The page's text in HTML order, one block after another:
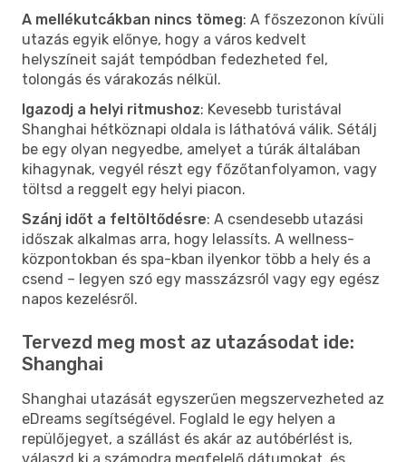
A mellékutcákban nincs tömeg: A főszezonon kívüli
utazás egyik előnye, hogy a város kedvelt
helyszíneit saját tempódban fedezheted fel,
tolongás és várakozás nélkül.
Igazodj a helyi ritmushoz: Kevesebb turistával
Shanghai hétköznapi oldala is láthatóvá válik. Sétálj
be egy olyan negyedbe, amelyet a túrák általában
kihagynak, vegyél részt egy főzőtanfolyamon, vagy
töltsd a reggelt egy helyi piacon.
Szánj időt a feltöltődésre: A csendesebb utazási
időszak alkalmas arra, hogy lelassíts. A wellness-
központokban és spa-kban ilyenkor több a hely és a
csend – legyen szó egy masszázsról vagy egy egész
napos kezelésről.
Tervezd meg most az utazásodat ide:
Shanghai
Shanghai utazását egyszerűen megszervezheted az
eDreams segítségével. Foglald le egy helyen a
repülőjegyet, a szállást és akár az autóbérlést is,